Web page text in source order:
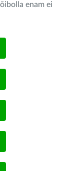
enam ei